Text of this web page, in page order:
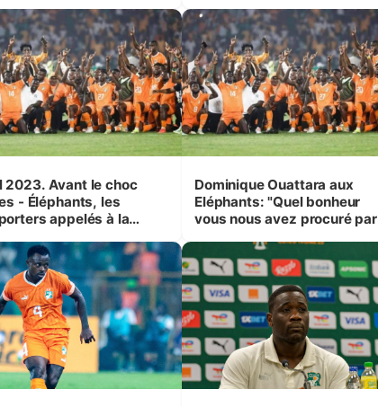
2023. Avant le choc
- Éléphants, les
appelés à la
Dominique Ouattara aux
Eléphants: "Quel bonheur
vous nous avez procuré par
performance"